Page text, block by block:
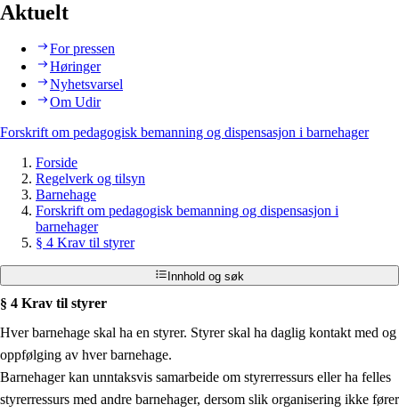
Aktuelt
For pressen
Høringer
Nyhetsvarsel
Om Udir
Forskrift om pedagogisk bemanning og dispensasjon i barnehager
Forside
Regelverk og tilsyn
Barnehage
Forskrift om pedagogisk bemanning og dispensasjon i
barnehager
§ 4 Krav til styrer
Innhold og søk
§ 4 Krav til styrer
Hver barnehage skal ha en styrer. Styrer skal ha daglig kontakt med og
oppfølging av hver barnehage.
Barnehager kan unntaksvis samarbeide om styrerressurs eller ha felles
styrerressurs med andre barnehager, dersom slik organisering ikke fører